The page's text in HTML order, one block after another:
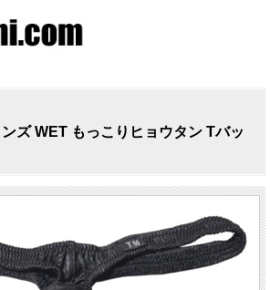
ズ WET もっこりヒョウタン Tバッ